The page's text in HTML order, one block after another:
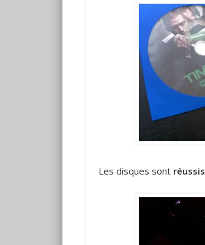
Les disques sont réussis